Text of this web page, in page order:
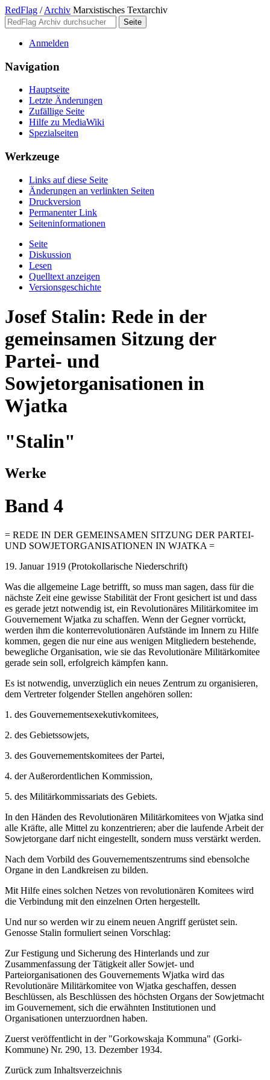
RedFlag / Archiv Marxistisches Textarchiv
Anmelden
Navigation
Hauptseite
Letzte Änderungen
Zufällige Seite
Hilfe zu MediaWiki
Spezialseiten
Werkzeuge
Links auf diese Seite
Änderungen an verlinkten Seiten
Druckversion
Permanenter Link
Seiten­­informationen
Seite
Diskussion
Lesen
Quelltext anzeigen
Versionsgeschichte
Josef Stalin: Rede in der
gemeinsamen Sitzung der
Partei- und
Sowjetorganisationen in
Wjatka
"Stalin"
Werke
Band 4
= REDE IN DER GEMEINSAMEN SITZUNG DER PARTEI-
UND SOWJETORGANISATIONEN IN WJATKA =
19. Januar 1919 (Protokollarische Niederschrift)
Was die allgemeine Lage betrifft, so muss man sagen, dass für die
nächste Zeit eine gewisse Stabilität der Front gesichert ist und dass
es gerade jetzt notwendig ist, ein Revolutionäres Militärkomitee im
Gouvernement Wjatka zu schaffen. Wenn der Gegner vorrückt,
werden ihm die konterrevolutionären Aufstände im Innern zu Hilfe
kommen, gegen die nur eine aus wenigen Mitgliedern bestehende,
bewegliche Organisation, wie sie das Revolutionäre Militärkomitee
gerade sein soll, erfolgreich kämpfen kann.
Es ist notwendig, unverzüglich ein neues Zentrum zu organisieren,
dem Vertreter folgender Stellen angehören sollen:
1. des Gouvernementsexekutivkomitees,
2. des Gebietssowjets,
3. des Gouvernementskomitees der Partei,
4. der Außerordentlichen Kommission,
5. des Militärkommissariats des Gebiets.
In den Händen des Revolutionären Militärkomitees von Wjatka sind
alle Kräfte, alle Mittel zu konzentrieren; aber die laufende Arbeit der
Sowjetorgane darf nicht eingestellt, sondern muss verstärkt werden.
Nach dem Vorbild des Gouvernementszentrums sind ebensolche
Organe in den Landkreisen zu bilden.
Mit Hilfe eines solchen Netzes von revolutionären Komitees wird
die Verbindung mit den einzelnen Orten hergestellt.
Und nur so werden wir zu einem neuen Angriff gerüstet sein.
Genosse Stalin formuliert seinen Vorschlag:
Zur Festigung und Sicherung des Hinterlands und zur
Zusammenfassung der Tätigkeit aller Sowjet- und
Parteiorganisationen des Gouvernements Wjatka wird das
Revolutionäre Militärkomitee von Wjatka geschaffen, dessen
Beschlüssen, als Beschlüssen des höchsten Organs der Sowjetmacht
im Gouvernement, sich die erwähnten Institutionen und
Organisationen unterzuordnen haben.
Zuerst veröffentlicht in der "Gorkowskaja Kommuna" (Gorki-
Kommune) Nr. 290, 13. Dezember 1934.
Zurück zum Inhaltsverzeichnis